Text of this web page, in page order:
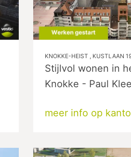
KNOKKE-HEIST , KUSTLAAN
Stijlvol wonen in
Knokke - Paul Klee
meer info op